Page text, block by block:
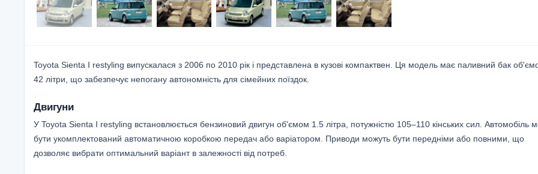
Toyota Sienta I restyling випускалася з 2006 по 2010 рік і представлена в кузові компактвен. Ця модель має паливний бак
42 літри, що забезпечує непогану автономність для сімейних поїздок.
Двигуни
У Toyota Sienta I restyling встановлюється бензиновий двигун об'ємом 1.5 літра, потужністю 105–110 кінських сил. Автомобіль
бути укомплектований автоматичною коробкою передач або варіатором. Приводи можуть бути передніми або повними, що
дозволяє вибрати оптимальний варіант в залежності від потреб.